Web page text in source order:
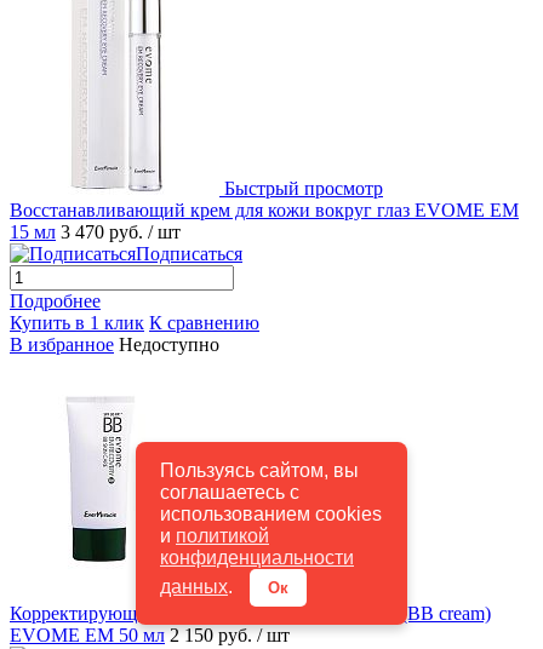
Пользуясь сайтом, вы
соглашаетесь с
использованием cookies
и политикой
конфиденциальности
данных. Ок
Быстрый просмотр
Восстанавливающий крем для кожи вокруг глаз EVOME EM
15 мл 3 470 руб. / шт
Подписаться
Подробнее
Купить в 1 клик К сравнению
В избранное Недоступно
Быстрый просмотр
Корректирующий дефекты кожи крем-бальзам (BB cream)
EVOME EM 50 мл 2 150 руб./ шт